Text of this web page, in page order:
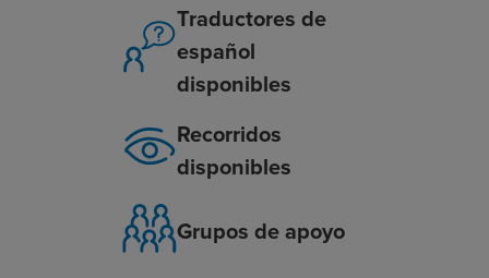
Traductores de
español
disponibles
Recorridos
disponibles
Grupos de apoyo